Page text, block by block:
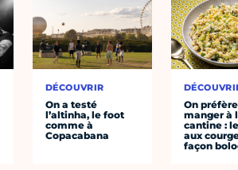
DÉCOUVRIR
On a testé
l’altinha, le foot
comme à
Copacabana
On préfère
manger à
cantine :
aux
façon